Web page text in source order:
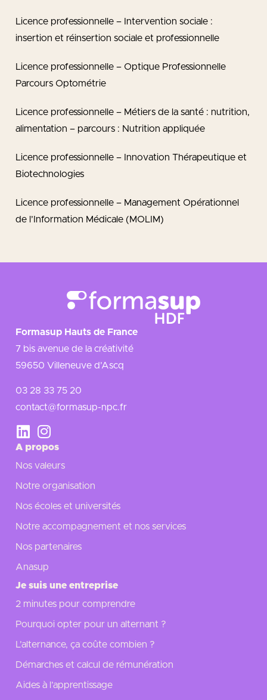
Licence professionnelle – Intervention sociale :
insertion et réinsertion sociale et professionnelle
Licence professionnelle – Optique Professionnelle
Parcours Optométrie
Licence professionnelle – Métiers de la santé : nutrition,
alimentation – parcours : Nutrition appliquée
Licence professionnelle – Innovation Thérapeutique et
Biotechnologies
Licence professionnelle – Management Opérationnel
de l’Information Médicale (MOLIM)
Formasup Hauts de France
7 bis avenue de la créativité
59650 Villeneuve d’Ascq
03 28 33 75 20
contact@formasup-npc.fr
A propos
Nos valeurs
Notre organisation
Nos écoles et universités
Notre accompagnement et nos services
Nos partenaires
Anasup
Je suis une entreprise
2 minutes pour comprendre
Pourquoi opter pour un alternant ?
L’alternance, ça coûte combien ?
Démarches et calcul de rémunération
Aides à l’apprentissage